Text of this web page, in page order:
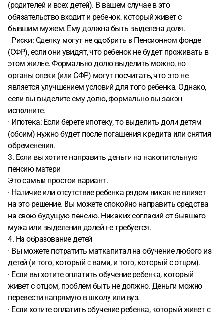
(родителей и всех детей). В вашем случае в это
обязательство входит и ребенок, который живет с
бывшим мужем. Ему должна быть выделена доля.
· Риски: Сделку могут не одобрить в Пенсионном фонде
(СФР), если они увидят, что ребенок не будет проживать в
этом жилье. Формально долю выделить можно, но
органы опеки (или СФР) могут посчитать, что это не
является улучшением условий для того ребенка. Однако,
если вы выделите ему долю, формально вы закон
исполните.
· Ипотека: Если берете ипотеку, то выделить доли детям
(обоим) нужно будет после погашения кредита или снятия
обременения.
3. Если вы хотите направить деньги на накопительную
пенсию матери
Это самый простой вариант.
· Наличие или отсутствие ребенка рядом никак не влияет
на это решение. Вы можете спокойно направить средства
на свою будущую пенсию. Никаких согласий от бывшего
мужа или выделения долей не требуется.
4. На образование детей
· Вы можете потратить маткапитал на обучение любого из
детей (и того, который с вами, и того, который с отцом).
· Если вы хотите оплатить обучение ребенка, который
живет с отцом, проблем быть не должно. Деньги можно
перевести напрямую в школу или вуз.
· Если хотите оплатить обучение ребенка, который живет с